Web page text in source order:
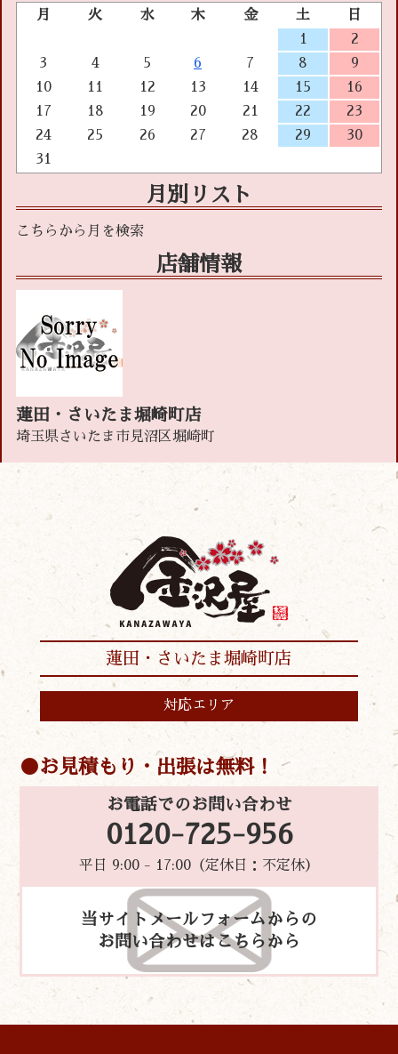
月 火 水 木 金 土
日
1
2
3
4 5 6 7 8
9
10
11 12 13 14 15
16
17
18 19 20 21 22
23
24
25 26 27 28 29
30
31
月別リスト
店舗情報
蓮田・さいたま堀崎町店
埼玉県さいたま市見沼区堀崎町
蓮田・さいたま堀崎町店
対応エリア
お見積もり・出張は無料！
お電話でのお問い合わせ
0120-725-956
平日 9:00 - 17:00（定休日：不定休）
当サイトメールフォームからの
お問い合わせはこちらから